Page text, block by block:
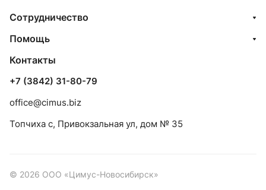
Сотрудничество
Помощь
Контакты
+7 (3842) 31-80-79
office@cimus.biz
Топчиха с, Привокзальная ул, дом № 35
© 2026 ООО «Цимус-Новосибирск»